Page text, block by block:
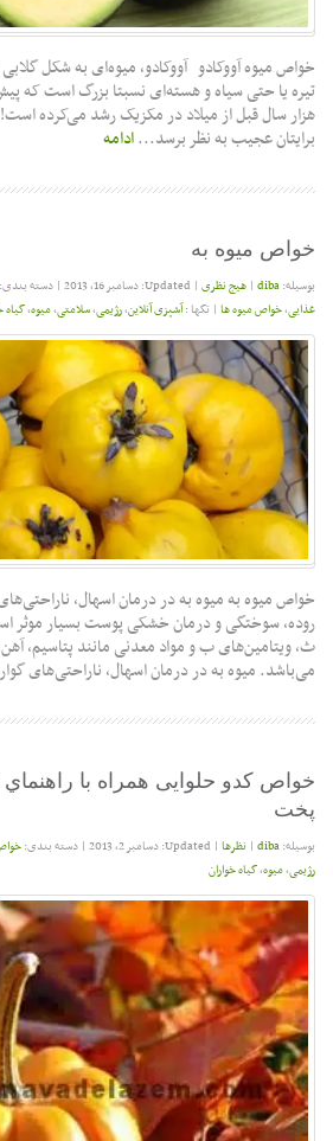
خواص میوه آووکادو آووکادو، میوه‌ای به شکل
هزار سال قبل از میلاد در مکزیک رشد می‌کرده
برایتان عجیب به نظر برسد...ادامه
خواص میوه به
بوسیله:diba
| هیج نظری | Updated: دسامبر 16, 2013 | دسته
غذایی,خواص میوه ها | تگها :آشپزی آنلاین,رژیمی,سلامتی,میوه,گیاه
خواص میوه به میوه به در درمان اسهال،
روده، سوختگی و درمان خشکی پوست بسیار موثر
ث، ویتامین‌های ب و مواد معدنی مانند پتاسیم،
می‌باشد. میوه به در درمان اسهال، ناراحتی‌های
خواص کدو حلوایی همراه با راهنماي
پخت
بوسیله:diba
| نظرها | Updated: دسامبر 2, 2013 | دسته بندی:
رژیمی,میوه,گیاه خواران